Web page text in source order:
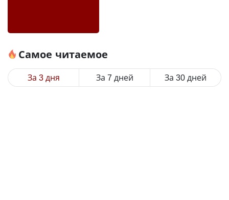
Самое читаемое
За 3 дня За 7 дней За 30 дней